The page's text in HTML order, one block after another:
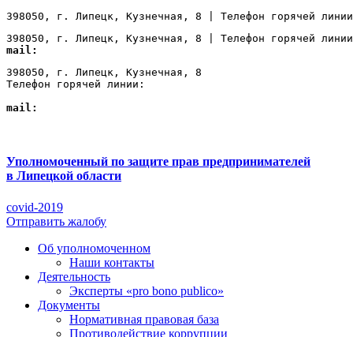
398050, г. Липецк, Кузнечная, 8 | Телефон горячей
398050, г. Липецк, Кузнечная, 8 | Телефон горячей
mail:
398050, г. Липецк, Кузнечная, 8
Телефон горячей линии:
mail:
Уполномоченный по защите прав предпринимателей
в Липецкой области
covid-2019
Отправить жалобу
Об уполномоченном
Наши контакты
Деятельность
Эксперты «pro bono publico»
Документы
Нормативная правовая база
Противодействие коррупции